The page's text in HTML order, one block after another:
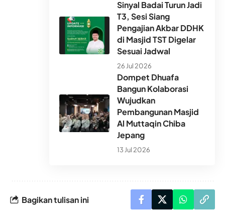
Sinyal Badai Turun Jadi
T3, Sesi Siang
Pengajian Akbar DDHK
di Masjid TST Digelar
Sesuai Jadwal
26 Jul 2026
Dompet Dhuafa
Bangun Kolaborasi
Wujudkan
Pembangunan Masjid
Al Muttaqin Chiba
Jepang
13 Jul 2026
Bagikan tulisan ini